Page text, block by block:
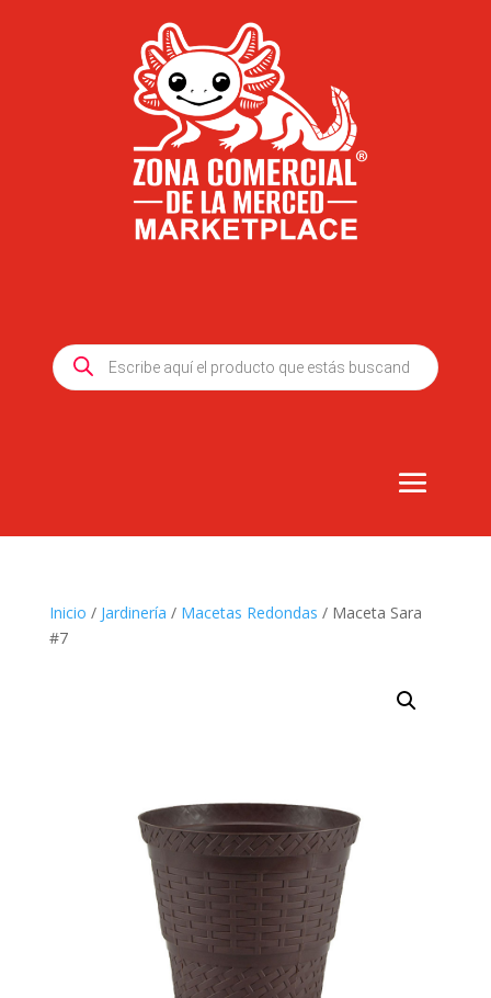
Products
search
Inicio / Jardinería / Macetas Redondas / Maceta Sara
#7